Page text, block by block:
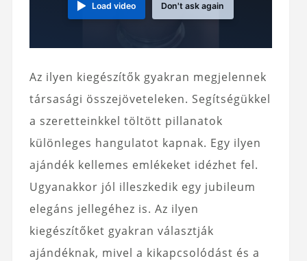
Load video Don't ask again
Az ilyen kiegészítők gyakran megjelennek
társasági összejöveteleken. Segítségükkel
a szeretteinkkel töltött pillanatok
különleges hangulatot kapnak. Egy ilyen
ajándék kellemes emlékeket idézhet fel.
Ugyanakkor jól illeszkedik egy jubileum
elegáns jellegéhez is. Az ilyen
kiegészítőket gyakran választják
ajándéknak, mivel a kikapcsolódást és a